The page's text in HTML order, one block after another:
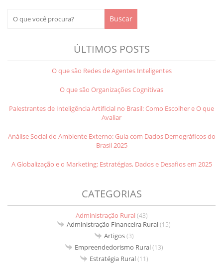
ÚLTIMOS POSTS
O que são Redes de Agentes Inteligentes
O que são Organizações Cognitivas
Palestrantes de Inteligência Artificial no Brasil: Como Escolher e O que
Avaliar
Análise Social do Ambiente Externo: Guia com Dados Demográficos do
Brasil 2025
A Globalização e o Marketing: Estratégias, Dados e Desafios em 2025
CATEGORIAS
Administração Rural (43)
Administração Financeira Rural(15)
Artigos(3)
Empreendedorismo Rural(13)
Estratégia Rural(11)